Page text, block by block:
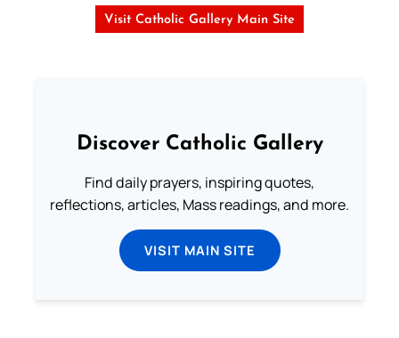
Visit Catholic Gallery Main Site
Discover Catholic Gallery
Find daily prayers, inspiring quotes,
reflections, articles, Mass readings, and more.
VISIT MAIN SITE